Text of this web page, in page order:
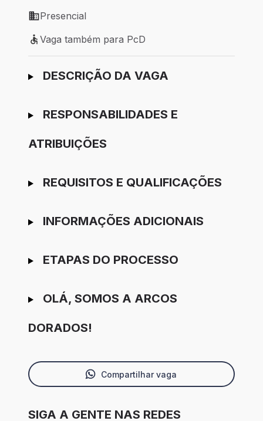
Modelo de trabalho: Presencial
Presencial
Vaga também para PcD
Vaga também para PcD
Ir para candidatura
DESCRIÇÃO DA VAGA
RESPONSABILIDADES E
ATRIBUIÇÕES
REQUISITOS E QUALIFICAÇÕES
INFORMAÇÕES ADICIONAIS
ETAPAS DO PROCESSO
OLÁ, SOMOS A ARCOS
DORADOS!
Compartilhar vaga
SIGA A GENTE NAS REDES